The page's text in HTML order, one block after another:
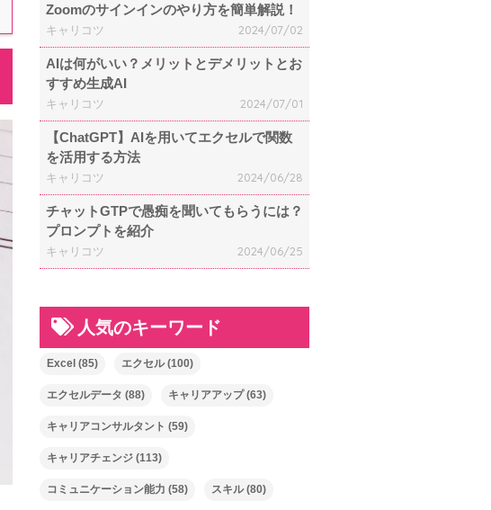
Zoomのサインインのやり方を簡単解説！
キャリコツ 2024/07/02
AIは何がいい？メリットとデメリットとお
すすめ生成AI
キャリコツ 2024/07/01
【ChatGPT】AIを用いてエクセルで関数
を活用する方法
キャリコツ 2024/06/28
チャットGTPで愚痴を聞いてもらうには？
プロンプトを紹介
キャリコツ 2024/06/25
人気のキーワード
Excel (85) エクセル(100)
エクセルデータ (88) キャリアアップ(63)
キャリアコンサルタント (59)
キャリアチェンジ (113)
コミュニケーション能力 (58) スキル(80)